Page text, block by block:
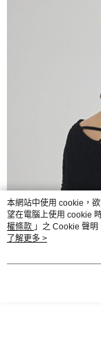
本網站中使用 cookie，
望在電腦上使用 cookie
權條款 」之 Cookie 聲
用條款之 Cookie 聲明使
了解更多 >